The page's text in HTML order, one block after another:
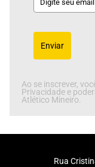
Enviar
Ao se inscrever,
Privacidade e
Atlético Mineiro.
Rua